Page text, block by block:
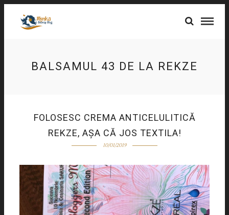
BALSAMUL 43 DE LA REKZE
FOLOSESC CREMA ANTICELULITICĂ
REKZE, AȘA CĂ JOS TEXTILA!
10/01/2019